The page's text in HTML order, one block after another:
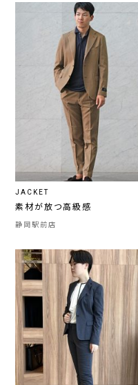
JACKET
素材が放つ高級感
静岡駅前店